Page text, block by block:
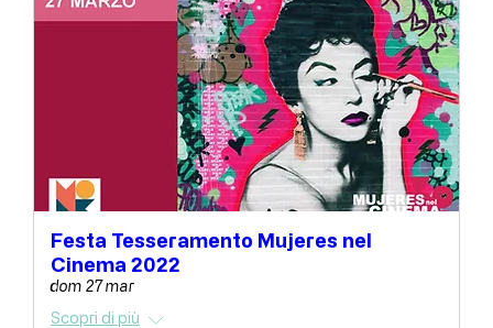
Festa Tesseramento Mujeres nel
Cinema 2022
dom 27 mar
Scopri di più